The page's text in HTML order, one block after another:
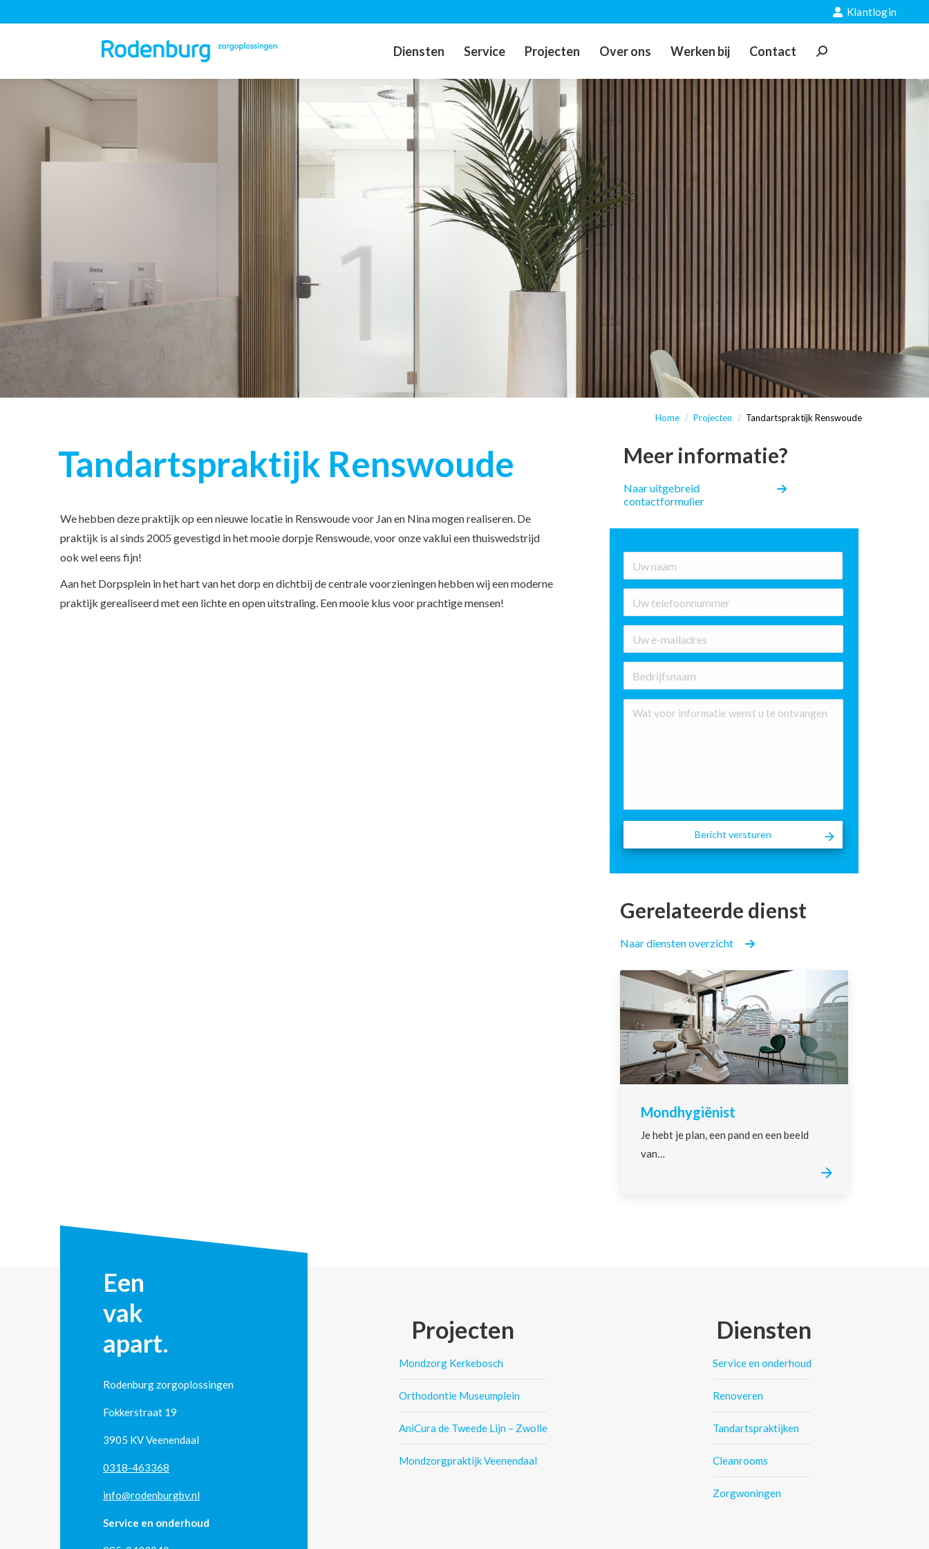
Klantlogin
Diensten Service Projecten Over ons Werken bij Contact Zoeken:
Home Projecten Tandartspraktijk Renswoude
Tandartspraktijk Renswoude
We hebben deze praktijk op een nieuwe locatie in Renswoude voor Jan en Nina mogen realiseren. De
praktijk is al sinds 2005 gevestigd in het mooie dorpje Renswoude, voor onze vaklui een thuiswedstrijd
ook wel eens fijn!
Aan het Dorpsplein in het hart van het dorp en dichtbij de centrale voorzieningen hebben wij een moderne
praktijk gerealiseerd met een lichte en open uitstraling. Een mooie klus voor prachtige mensen!
Meer informatie?
Naar uitgebreid
contactformulier
*
Nummer *
E-
mailadres *
Bedrijfsnaam
Wat
voor
Gerelateerde dienst
Naar diensten overzicht
Mondhygiënist
Je hebt je plan, een pand en een beeld
van…
Een
vak
apart.
Rodenburg zorgoplossingen
Fokkerstraat 19
3905 KV Veenendaal
0318-463368
info@rodenburgbv.nl
Service en onderhoud
Projecten
Mondzorg Kerkebosch
Orthodontie Museumplein
AniCura de Tweede Lijn – Zwolle
Mondzorgpraktijk Veenendaal
Diensten
Service en onderhoud
Renoveren
Tandartspraktijken
Cleanrooms
Zorgwoningen